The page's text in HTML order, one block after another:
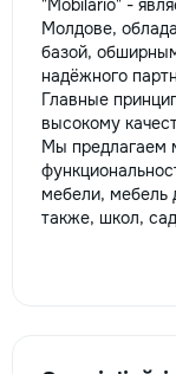
"Mobilario" -
Молдове,
базой,
надёжного
Главные
высокому
Мы предлагаем
мебели, мебель
также, школ,